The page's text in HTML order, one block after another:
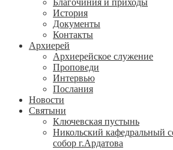
История
Документы
Контакты
Архиерей
Архиерейское служение
Проповеди
Интервью
Послания
Новости
Святыни
Ключевская пустынь
Никольский кафедральный
собор г.Ардатова